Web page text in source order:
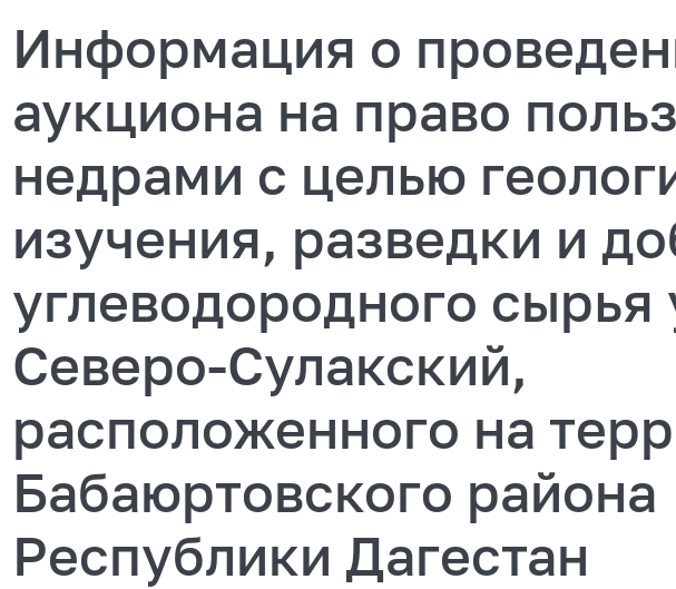
Информация о
аукциона на право
недрами с целью
изучения, разведки и
углеводородного сырья
Северо-Сулакский,
расположенного на
Бабаюртовского района
Республики Дагестан